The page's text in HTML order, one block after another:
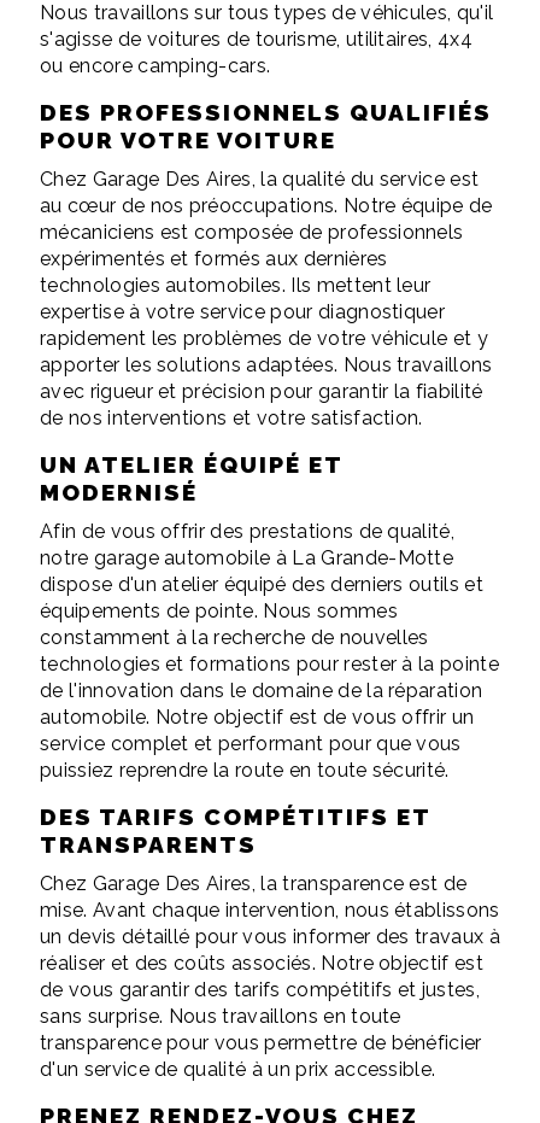
Nous travaillons sur tous types de véhicules, qu'il
s'agisse de voitures de tourisme, utilitaires, 4x4
ou encore camping-cars.
DES PROFESSIONNELS QUALIFIÉS
POUR VOTRE VOITURE
Chez Garage Des Aires, la qualité du service est
au cœur de nos préoccupations. Notre équipe de
mécaniciens est composée de professionnels
expérimentés et formés aux dernières
technologies automobiles. Ils mettent leur
expertise à votre service pour diagnostiquer
rapidement les problèmes de votre véhicule et y
apporter les solutions adaptées. Nous travaillons
avec rigueur et précision pour garantir la fiabilité
de nos interventions et votre satisfaction.
UN ATELIER ÉQUIPÉ ET
MODERNISÉ
Afin de vous offrir des prestations de qualité,
notre garage automobile à La Grande-Motte
dispose d'un atelier équipé des derniers outils et
équipements de pointe. Nous sommes
constamment à la recherche de nouvelles
technologies et formations pour rester à la pointe
de l'innovation dans le domaine de la réparation
automobile. Notre objectif est de vous offrir un
service complet et performant pour que vous
puissiez reprendre la route en toute sécurité.
DES TARIFS COMPÉTITIFS ET
TRANSPARENTS
Chez Garage Des Aires, la transparence est de
mise. Avant chaque intervention, nous établissons
un devis détaillé pour vous informer des travaux à
réaliser et des coûts associés. Notre objectif est
de vous garantir des tarifs compétitifs et justes,
sans surprise. Nous travaillons en toute
transparence pour vous permettre de bénéficier
d'un service de qualité à un prix accessible.
PRENEZ RENDEZ-VOUS CHEZ